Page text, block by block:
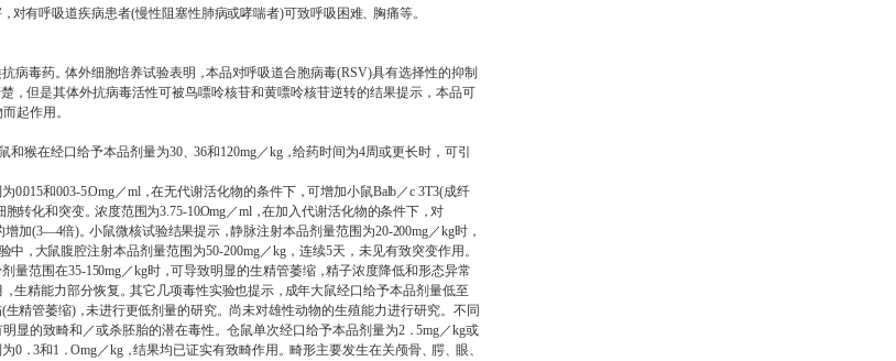
， 对有呼吸道疾病患者(慢性阻塞性肺病或哮喘者)可致呼吸困难、 胸痛等。
抗病毒药。体外细胞培养试验表明 ，本品对呼吸道合胞病毒(RSV)具有选择性的抑制
， 但是其体外抗病毒活性可被鸟嘌呤核苷和黄嘌呤核苷逆转的结果提示，本品可
起作用。
和猴在经口给予本品剂量为30、 36和120mg／kg，给药时间为4周或更长时，可引
为0015和003-5Omg／ml，在无代谢活化物的条件下 ， 可增加小鼠Balb／c 3T3(成纤
胞转化和突变。 浓度范围为3.75-10Omg／ml，在加入代谢活化物的条件下 ， 对
增加(3—4倍)。小鼠微核试验结果提示 ，静脉注射本品剂量范围为20-200mg／kg时，
中 ， 大鼠腹腔注射本品剂量范围为50-200mg／kg，连续5天，未见有致突变作用。
量范围在35-150mg／kg时 ，可导致明显的生精管萎缩，精子浓度降低和形态异常
，生精能力部分恢复。 其它几项毒性实验也提示 ， 成年大鼠经口给予本品剂量低至
(生精管萎缩)，未进行更低剂量的研究。尚未对雄性动物的生殖能力进行研究。 不同
显的致畸和／或杀胚胎的潜在毒性。 仓鼠单次经口给予本品剂量为2．5mg／kg或
0．3和1 ． Omg／kg ，结果均已证实有致畸作用 。 畸形主要发生在关颅骨、 腭、 眼、